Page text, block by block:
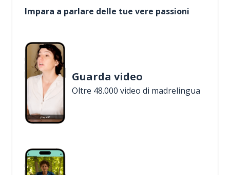
Impara a parlare delle tue vere passioni
Guarda video
Oltre 48.000 video di madrelingua